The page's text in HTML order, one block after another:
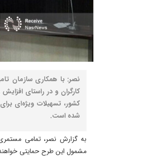
نصر: با همکاری سازمان
کارگران و در راستای
کشور، تسهیلات ویژه‌ای
شده است.
به گزارش نصر، تمامی
مشمول این طرح حمایتی